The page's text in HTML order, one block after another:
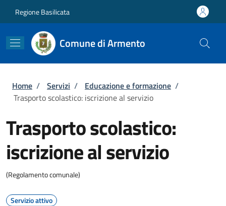
Regione Basilicata
Comune di Armento
Briciole di pane
Home / Servizi / Educazione e formazione /
Trasporto scolastico: iscrizione al servizio
Trasporto scolastico:
iscrizione al servizio
(Regolamento comunale)
Servizio attivo